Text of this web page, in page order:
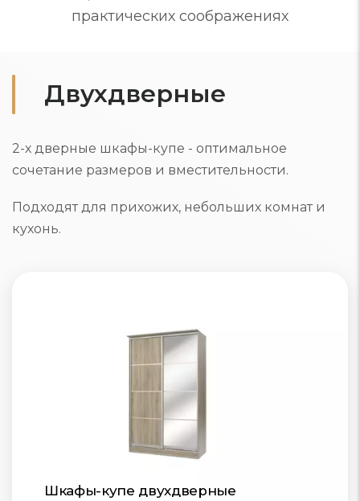
практических соображениях
Двухдверные
2-х дверные шкафы-купе - оптимальное
сочетание размеров и вместительности.
Подходят для прихожих, небольших комнат и
кухонь.
Шкафы-купе двухдверные